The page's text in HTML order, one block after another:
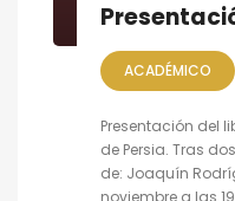
ACADÉMICO
Presentación del
de Persia. Tras
de: Joaquín
noviembre a las